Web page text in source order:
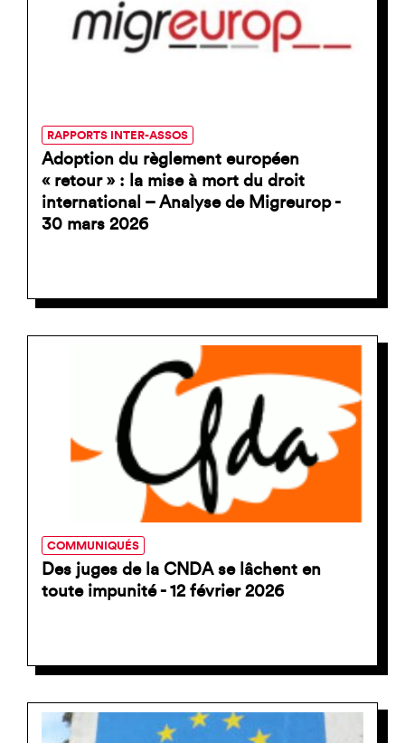
RAPPORTS INTER-ASSOS
Adoption du règlement européen
« retour » : la mise à mort du droit
international – Analyse de Migreurop -
30 mars 2026
COMMUNIQUÉS
Des juges de la CNDA se lâchent en
toute impunité - 12 février 2026